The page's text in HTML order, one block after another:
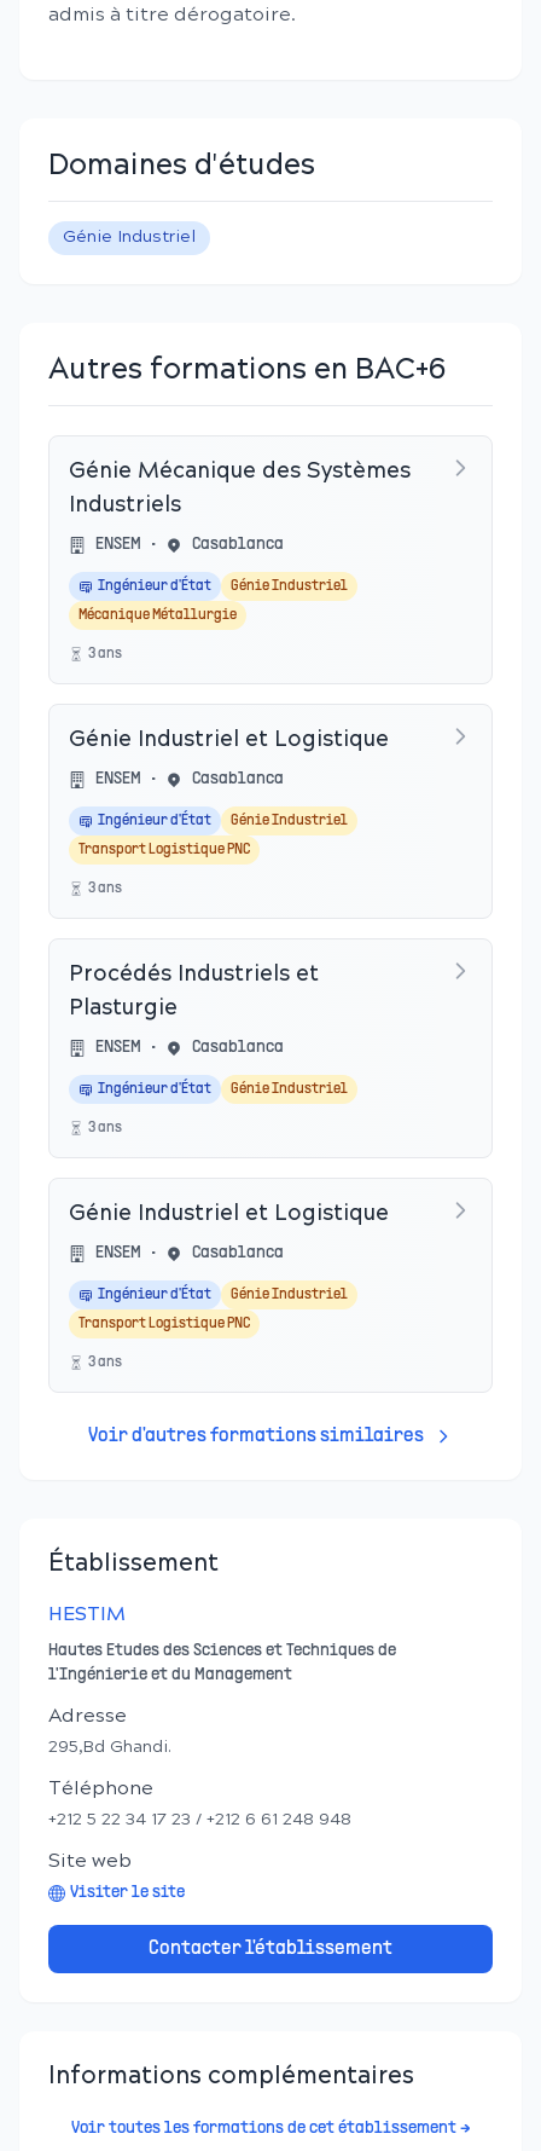
admis à titre dérogatoire.
Domaines d'études
Génie Industriel
Autres formations en BAC+6
Génie Mécanique des Systèmes
Industriels
ENSEM • Casablanca
Ingénieur d'État
Génie Industriel
Mécanique Métallurgie
3ans
Génie Industriel et Logistique
ENSEM • Casablanca
Ingénieur d'État
Génie Industriel
Transport Logistique PNC
3ans
Procédés Industriels et
Plasturgie
ENSEM • Casablanca
Ingénieur d'État Génie Industriel
3ans
Génie Industriel et Logistique
ENSEM • Casablanca
Ingénieur d'État
Génie Industriel
Transport Logistique PNC
3ans
Voir d'autres formations similaires
Établissement
HESTIM
Hautes Etudes des Sciences et Techniques de
l'Ingénierie et du Management
Adresse
295,Bd Ghandi.
Téléphone
+212 5 22 34 17 23 / +212 6 61 248 948
Site web
Visiter le site
Contacter l'établissement
Informations complémentaires
Voir toutes les formations de cet établissement →